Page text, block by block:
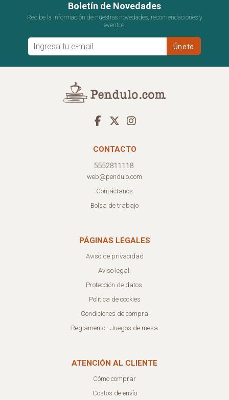
Boletín de Novedades
Recibe la información de nuestras novedades, recomendaciones y
eventos.
CONTACTO
web@pendulo.com
Contáctanos
Bolsa de trabajo
PÁGINAS LEGALES
Aviso de privacidad
Aviso legal.
Protección de datos.
Política de cookies
Condiciones de compra
Reglamento - Juegos de mesa
ATENCIÓN AL CLIENTE
Cómo comprar
Costos de envío